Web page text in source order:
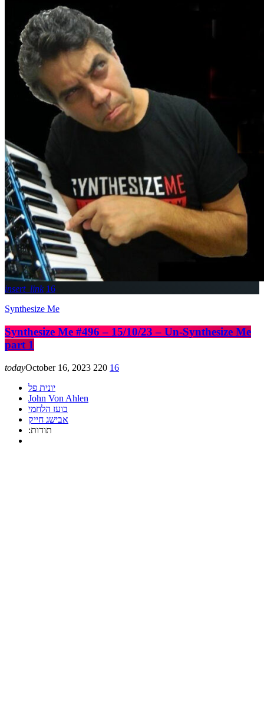
insert_link 16
Synthesize Me
Synthesize Me #496 – 15/10/23 – Un-Synthesize Me
part 1
todayOctober 16, 2023 220 16
יונית פל
John Von Ahlen
בועז הלחמי
אבישג חייק
:תודות